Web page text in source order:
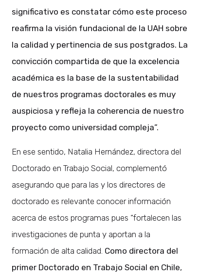
significativo es constatar cómo este proceso
reafirma la visión fundacional de la UAH sobre
la calidad y pertinencia de sus postgrados. La
convicción compartida de que la excelencia
académica es la base de la sustentabilidad
de nuestros programas doctorales es muy
auspiciosa y refleja la coherencia de nuestro
proyecto como universidad compleja”.
En ese sentido, Natalia Hernández, directora del
Doctorado en Trabajo Social, complementó
asegurando que para las y los directores de
doctorado es relevante conocer información
acerca de estos programas pues “fortalecen las
investigaciones de punta y aportan a la
formación de alta calidad. Como directora del
primer Doctorado en Trabajo Social en Chile,